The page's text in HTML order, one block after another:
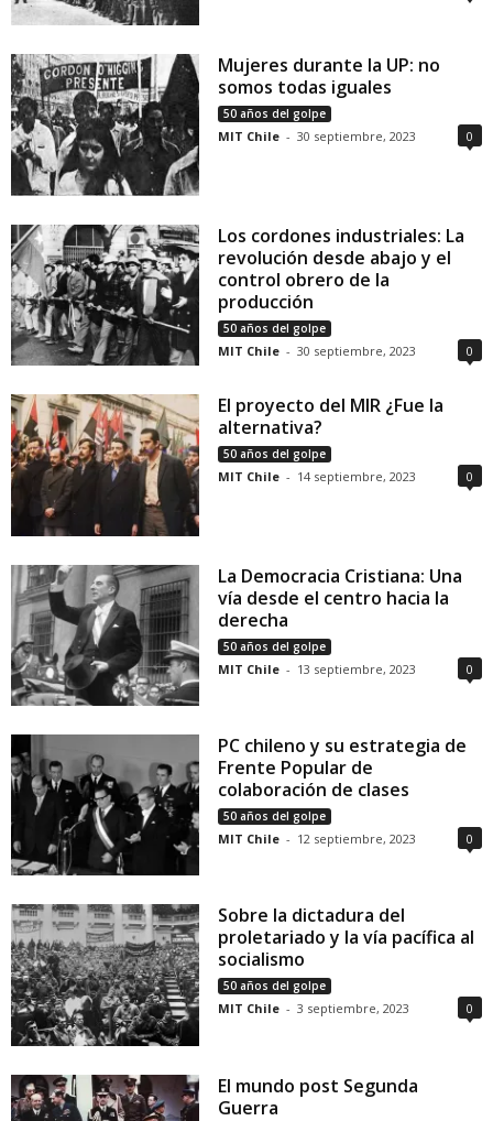
Mujeres durante la UP: no
somos todas iguales
50 años del golpe
MIT Chile - 30 septiembre, 2023 0
Los cordones industriales: La
revolución desde abajo y el
control obrero de la
producción
50 años del golpe
MIT Chile - 30 septiembre, 2023 0
El proyecto del MIR ¿Fue la
alternativa?
50 años del golpe
MIT Chile - 14 septiembre, 2023 0
La Democracia Cristiana: Una
vía desde el centro hacia la
derecha
50 años del golpe
MIT Chile - 13 septiembre, 2023 0
PC chileno y su estrategia de
Frente Popular de
colaboración de clases
50 años del golpe
MIT Chile - 12 septiembre, 2023 0
Sobre la dictadura del
proletariado y la vía pacífica al
socialismo
50 años del golpe
MIT Chile - 3 septiembre, 2023 0
El mundo post Segunda
Guerra